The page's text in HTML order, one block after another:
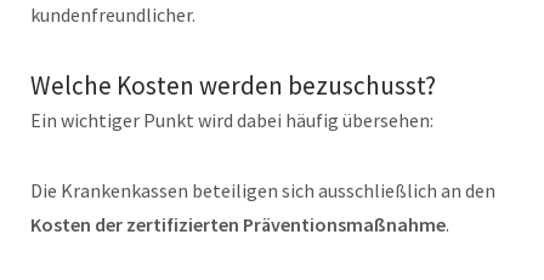
kundenfreundlicher.
Welche Kosten werden bezuschusst?
Ein wichtiger Punkt wird dabei häufig übersehen:
Die Krankenkassen beteiligen sich ausschließlich an den
Kosten der zertifizierten Präventionsmaßnahme.